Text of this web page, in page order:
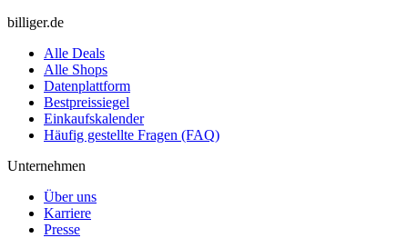
billiger.de
Alle Deals
Alle Shops
Datenplattform
Bestpreissiegel
Einkaufskalender
Häufig gestellte Fragen (FAQ)
Unternehmen
Über uns
Karriere
Presse